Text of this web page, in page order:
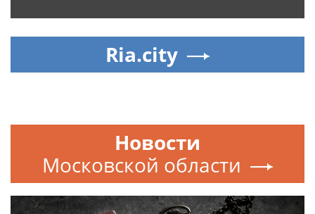
Ria.city
Новости
Московской области